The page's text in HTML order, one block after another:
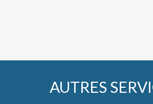
AUTRES